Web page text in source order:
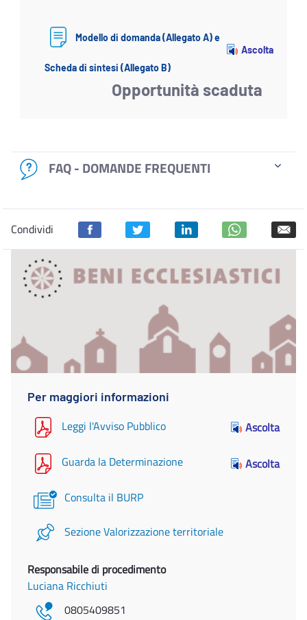
Modello di domanda (Allegato A) e
Scheda di sintesi (Allegato B)
Ascolta
Opportunità scaduta
FAQ - DOMANDE FREQUENTI
Condividi
Per maggiori informazioni
Leggi l'Avviso Pubblico Ascolta
Guarda la Determinazione Ascolta
Consulta il BURP
Sezione Valorizzazione territoriale
Responsabile di procedimento
Luciana Ricchiuti
0805409851